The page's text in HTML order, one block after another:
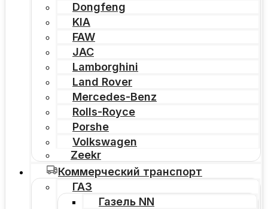
Dongfeng
KIA
FAW
JAC
Lamborghini
Land Rover
Mercedes-Benz
Rolls-Royce
Porshe
Volkswagen
Zeekr
Коммерческий транспорт
ГАЗ
Газель NN